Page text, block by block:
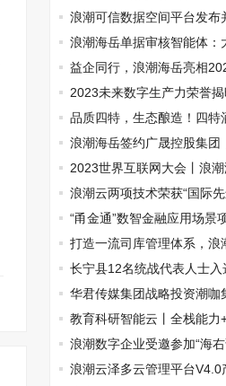
展能力第一！
浪潮可信数据空间平台发布
认定浪潮海岳单据审核智能体：
能审核新标杆
益企同行，浪潮海岳亮相
化转型大会
2023未来数字生产力荣誉
项大奖
品质四特，生态酿造！四特
昌国际健博会
浪潮海岳签约广晟控股集团
杆！2023世界互联网大会丨浪
全新发布
浪潮云两项技术荣获“国际
果认定
“甬金通”数智金融应用场景
改革“最强大脑”称号
打造一流司库管理体系，浪
建设专题研讨会成功举办
长宁县12名统战代表人士
华君传媒集团战略投资潮咖
与营销升级新篇章
教育科研智能云丨全栈能力
数智化最后一公里
浪潮数字企业受邀参加“海
浪潮云泽多云管理平台V4.0